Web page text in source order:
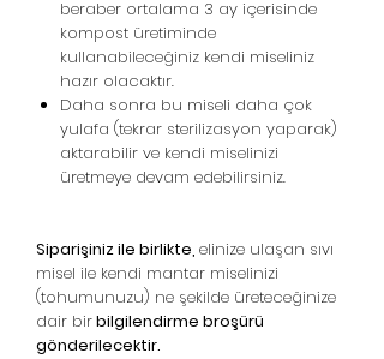
beraber ortalama 3 ay içerisinde
kompost üretiminde
kullanabileceğiniz kendi miseliniz
hazır olacaktır.
Daha sonra bu miseli daha çok
yulafa (tekrar sterilizasyon yaparak)
aktarabilir ve kendi miselinizi
üretmeye devam edebilirsiniz.
Siparişiniz ile birlikte, elinize ulaşan sıvı
misel ile kendi mantar miselinizi
(tohumunuzu) ne şekilde üreteceğinize
dair birbilgilendirme broşürü
gönderilecektir.